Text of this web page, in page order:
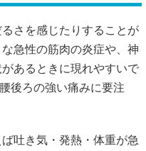
さを感じたりすることが
急性の筋肉の炎症や、神
あるときに現れやすいで
後ろの強い痛みに要注
吐き気・発熱・体重が急